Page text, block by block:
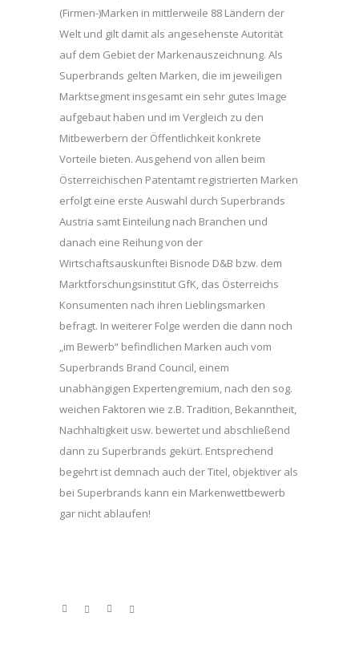
(Firmen-)Marken in mittlerweile 88 Ländern der
Welt und gilt damit als angesehenste Autorität
auf dem Gebiet der Markenauszeichnung. Als
Superbrands gelten Marken, die im jeweiligen
Marktsegment insgesamt ein sehr gutes Image
aufgebaut haben und im Vergleich zu den
Mitbewerbern der Öffentlichkeit konkrete
Vorteile bieten. Ausgehend von allen beim
Österreichischen Patentamt registrierten Marken
erfolgt eine erste Auswahl durch Superbrands
Austria samt Einteilung nach Branchen und
danach eine Reihung von der
Wirtschaftsauskunftei Bisnode D&B bzw. dem
Marktforschungsinstitut GfK, das Österreichs
Konsumenten nach ihren Lieblingsmarken
befragt. In weiterer Folge werden die dann noch
„im Bewerb“ befindlichen Marken auch vom
Superbrands Brand Council, einem
unabhängigen Expertengremium, nach den sog.
weichen Faktoren wie z.B. Tradition, Bekanntheit,
Nachhaltigkeit usw. bewertet und abschließend
dann zu Superbrands gekürt. Entsprechend
begehrt ist demnach auch der Titel, objektiver als
bei Superbrands kann ein Markenwettbewerb
gar nicht ablaufen!